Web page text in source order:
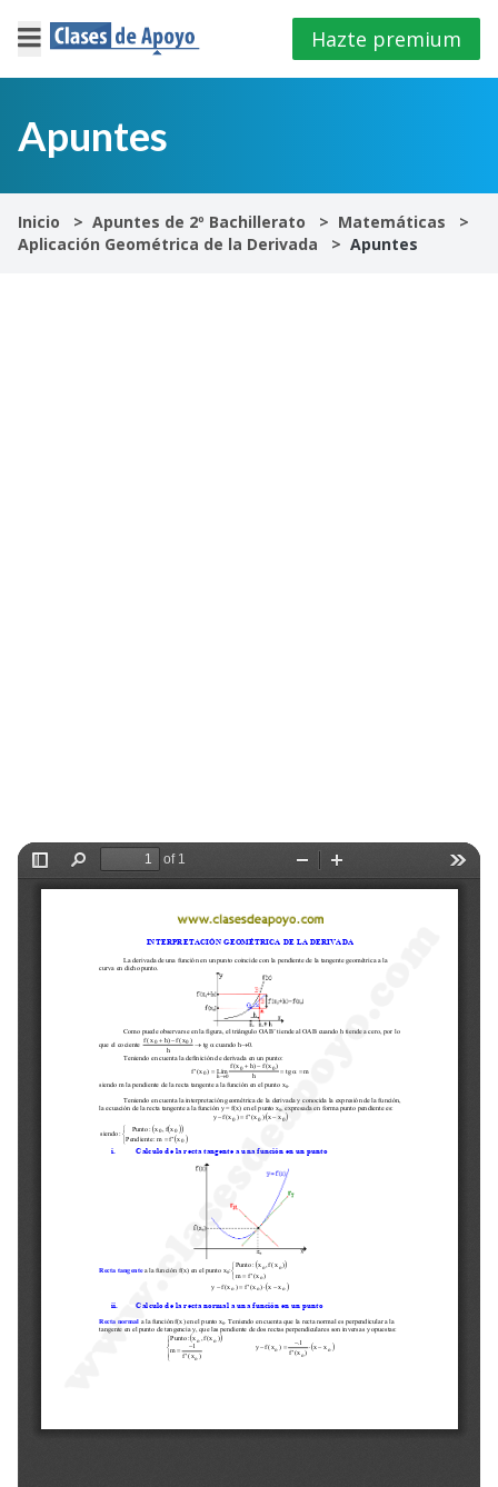
×
sesión
Hazte premium
Apuntes
Inicio Apuntes de 2º Bachillerato
Matemáticas
Aplicación Geométrica de la Derivada
Apuntes